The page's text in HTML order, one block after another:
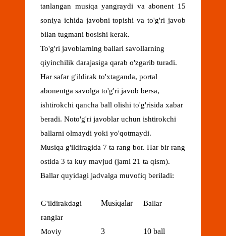
tanlangan musiqa yangraydi va abonent 15
soniya ichida javobni topishi va to'g'ri javob
bilan tugmani bosishi kerak.
To'g'ri javoblarning ballari savollarning
qiyinchilik darajasiga qarab o'zgarib turadi.
Har safar g'ildirak to'xtaganda, portal
abonentga savolga to'g'ri javob bersa,
ishtirokchi qancha ball olishi to'g'risida xabar
beradi. Noto'g'ri javoblar uchun ishtirokchi
ballarni olmaydi yoki yo'qotmaydi.
Musiqa g'ildiragida 7 ta rang bor. Har bir rang
ostida 3 ta kuy mavjud (jami 21 ta qism).
Ballar quyidagi jadvalga muvofiq beriladi:
G'ildirakdagi
ranglar
Musiqalar Ballar
Moviy 3 10 ball